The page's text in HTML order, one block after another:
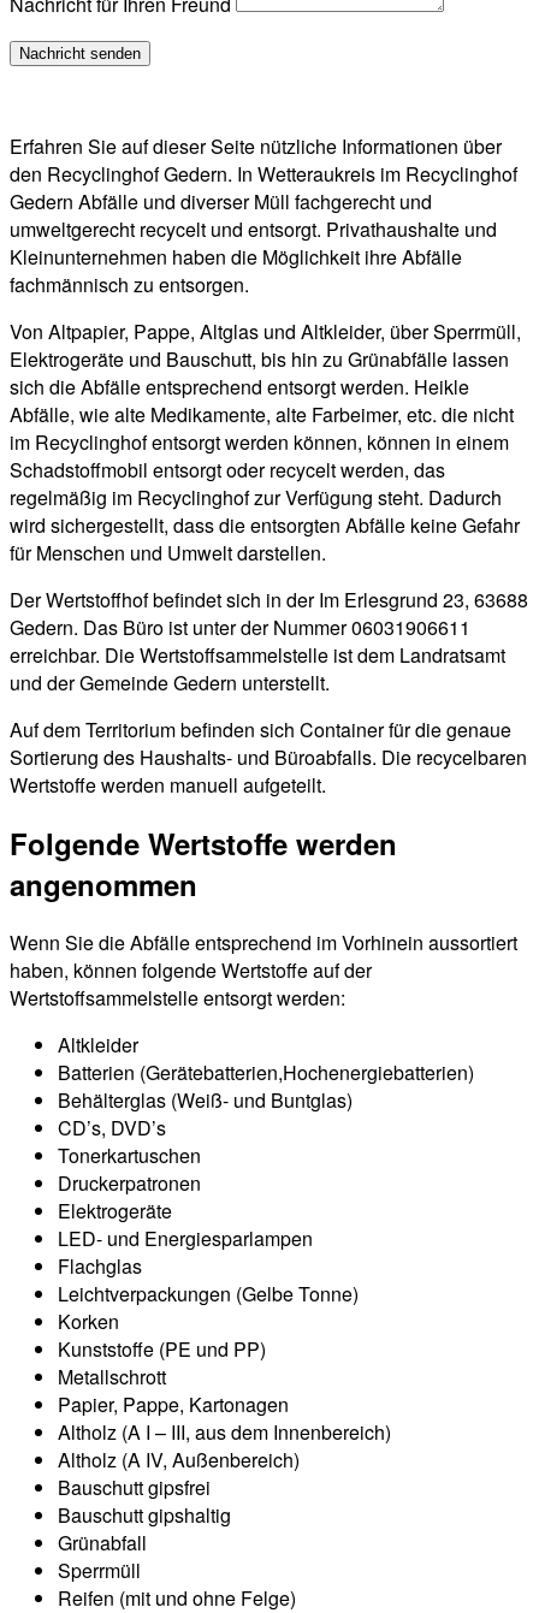
Erfahren Sie auf dieser Seite nützliche Informationen über
den Recyclinghof Gedern. In Wetteraukreis im Recyclinghof
Gedern Abfälle und diverser Müll fachgerecht und
umweltgerecht recycelt und entsorgt. Privathaushalte und
Kleinunternehmen haben die Möglichkeit ihre Abfälle
fachmännisch zu entsorgen.
Von Altpapier, Pappe, Altglas und Altkleider, über Sperrmüll,
Elektrogeräte und Bauschutt, bis hin zu Grünabfälle lassen
sich die Abfälle entsprechend entsorgt werden. Heikle
Abfälle, wie alte Medikamente, alte Farbeimer, etc. die nicht
im Recyclinghof entsorgt werden können, können in einem
Schadstoffmobil entsorgt oder recycelt werden, das
regelmäßig im Recyclinghof zur Verfügung steht. Dadurch
wird sichergestellt, dass die entsorgten Abfälle keine Gefahr
für Menschen und Umwelt darstellen.
Der Wertstoffhof befindet sich in der Im Erlesgrund 23, 63688
Gedern. Das Büro ist unter der Nummer 06031906611
erreichbar. Die Wertstoffsammelstelle ist dem Landratsamt
und der Gemeinde Gedern unterstellt.
Auf dem Territorium befinden sich Container für die genaue
Sortierung des Haushalts- und Büroabfalls. Die recycelbaren
Wertstoffe werden manuell aufgeteilt.
Folgende Wertstoffe werden
angenommen
Wenn Sie die Abfälle entsprechend im Vorhinein aussortiert
haben, können folgende Wertstoffe auf der
Wertstoffsammelstelle entsorgt werden:
Altkleider
Batterien (Gerätebatterien,Hochenergiebatterien)
Behälterglas (Weiß- und Buntglas)
CD’s, DVD’s
Tonerkartuschen
Druckerpatronen
Elektrogeräte
LED- und Energiesparlampen
Flachglas
Leichtverpackungen (Gelbe Tonne)
Korken
Kunststoffe (PE und PP)
Metallschrott
Papier, Pappe, Kartonagen
Altholz (A I – III, aus dem Innenbereich)
Altholz (A IV, Außenbereich)
Bauschutt gipsfrei
Bauschutt gipshaltig
Grünabfall
Sperrmüll
Reifen (mit und ohne Felge)